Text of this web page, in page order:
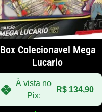
Box Colecionavel Mega
Lucario
À vista no
Pix:
R$ 134,90